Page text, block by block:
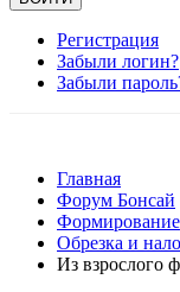
Регистрация
Забыли логин?
Забыли
Главная
Форум Бонсай
Формирование
Обрезка и
Из взрослого